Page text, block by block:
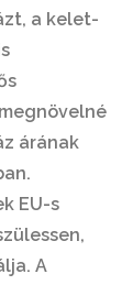
a kelet-
árának
EU-s
A